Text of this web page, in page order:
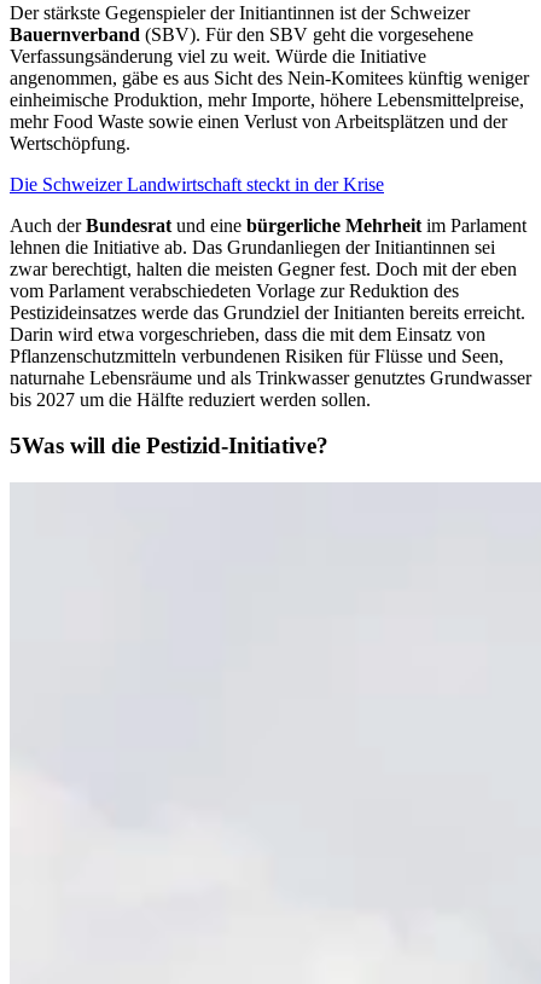
Der stärkste Gegenspieler der Initiantinnen ist der Schweizer
Bauernverband (SBV). Für den SBV geht die vorgesehene
Verfassungsänderung viel zu weit. Würde die Initiative
angenommen, gäbe es aus Sicht des Nein-Komitees künftig weniger
einheimische Produktion, mehr Importe, höhere Lebensmittelpreise,
mehr Food Waste sowie einen Verlust von Arbeitsplätzen und der
Wertschöpfung.
Die Schweizer Landwirtschaft steckt in der Krise
Auch derBundesrat und eine bürgerliche Mehrheit im Parlament
lehnen die Initiative ab. Das Grundanliegen der Initiantinnen sei
zwar berechtigt, halten die meisten Gegner fest. Doch mit der eben
vom Parlament verabschiedeten Vorlage zur Reduktion des
Pestizideinsatzes werde das Grundziel der Initianten bereits erreicht.
Darin wird etwa vorgeschrieben, dass die mit dem Einsatz von
Pflanzenschutzmitteln verbundenen Risiken für Flüsse und Seen,
naturnahe Lebensräume und als Trinkwasser genutztes Grundwasser
bis 2027 um die Hälfte reduziert werden sollen.
Was will die Pestizid-Initiative?